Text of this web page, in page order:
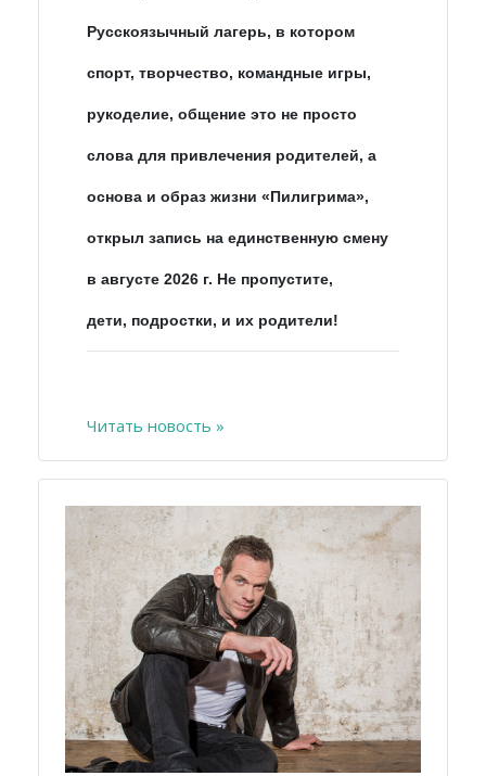
Русскоязычный лагерь, в котором
спорт, творчество, командные игры,
рукоделие, общение это не просто
слова для привлечения родителей, а
основа и образ жизни «Пилигрима»,
открыл запись на единственную смену
в августе 2026 г. Не пропустите,
дети, подростки, и их родители!
Читать новость »